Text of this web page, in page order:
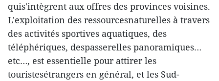
quis'intègrent aux offres des provinces voisines.
L'exploitation des ressourcesnaturelles à travers
des activités sportives aquatiques, des
téléphériques, despasserelles panoramiques…
etc…, est essentielle pour attirer les
touristesétrangers en général, et les Sud-